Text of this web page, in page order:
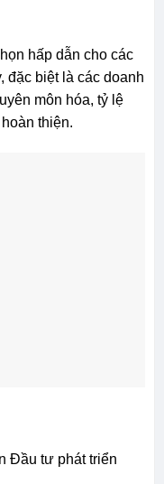
hấp dẫn cho các
đặc biệt là các doanh
môn hóa, tỷ lệ
thiện.
Đầu tư phát triển